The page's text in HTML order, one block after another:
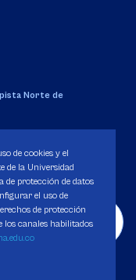
Norte de
de 1980.
de cookies y el
de la Universidad
de protección de datos
el uso de
de protección
los canales habilitados